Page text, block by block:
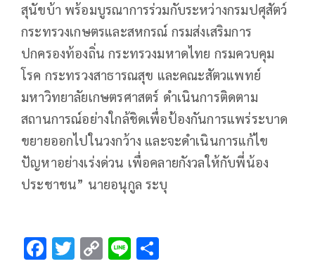
สุนัขบ้า พร้อมบูรณาการร่วมกับระหว่างกรมปศุสัตว์
กระทรวงเกษตรและสหกรณ์ กรมส่งเสริมการ
ปกครองท้องถิ่น กระทรวงมหาดไทย กรมควบคุม
โรค กระทรวงสาธารณสุข และคณะสัตวแพทย์
มหาวิทยาลัยเกษตรศาสตร์ ดำเนินการติดตาม
สถานการณ์อย่างใกล้ชิดเพื่อป้องกันการแพร่ระบาด
ขยายออกไปในวงกว้าง และจะดำเนินการแก้ไข
ปัญหาอย่างเร่งด่วน เพื่อคลายกังวลให้กับพี่น้อง
ประชาชน” นายอนุกูล ระบุ
F T C Li